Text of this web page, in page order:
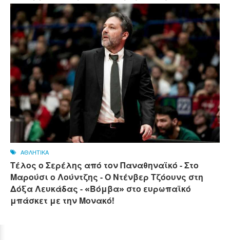
ΑΘΛΗΤΙΚΑ
Τέλος ο Σερέλης από τον Παναθηναϊκό - Στο
Μαρούσι ο Λούντζης - Ο Ντένβερ Τζόουνς στη
Δόξα Λευκάδας - «Βόμβα» στο ευρωπαϊκό
μπάσκετ με την Μονακό!